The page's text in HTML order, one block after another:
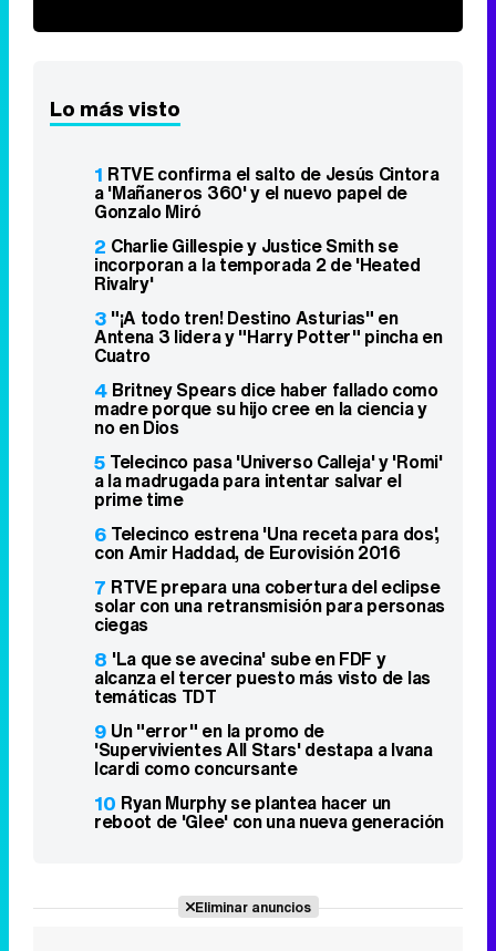
Lo más visto
1 RTVE confirma el salto de Jesús Cintora
a 'Mañaneros 360' y el nuevo papel de
Gonzalo Miró
2 Charlie Gillespie y Justice Smith se
incorporan a la temporada 2 de 'Heated
Rivalry'
3 "¡A todo tren! Destino Asturias" en
Antena 3 lidera y "Harry Potter" pincha en
Cuatro
4 Britney Spears dice haber fallado como
madre porque su hijo cree en la ciencia y
no en Dios
5 Telecinco pasa 'Universo Calleja' y 'Romi'
a la madrugada para intentar salvar el
prime time
6 Telecinco estrena 'Una receta para dos',
con Amir Haddad, de Eurovisión 2016
7 RTVE prepara una cobertura del eclipse
solar con una retransmisión para personas
ciegas
8 'La que se avecina' sube en FDF y
alcanza el tercer puesto más visto de las
temáticas TDT
9 Un "error" en la promo de
'Supervivientes All Stars' destapa a Ivana
Icardi como concursante
10 Ryan Murphy se plantea hacer un
reboot de 'Glee' con una nueva generación
Eliminar anuncios